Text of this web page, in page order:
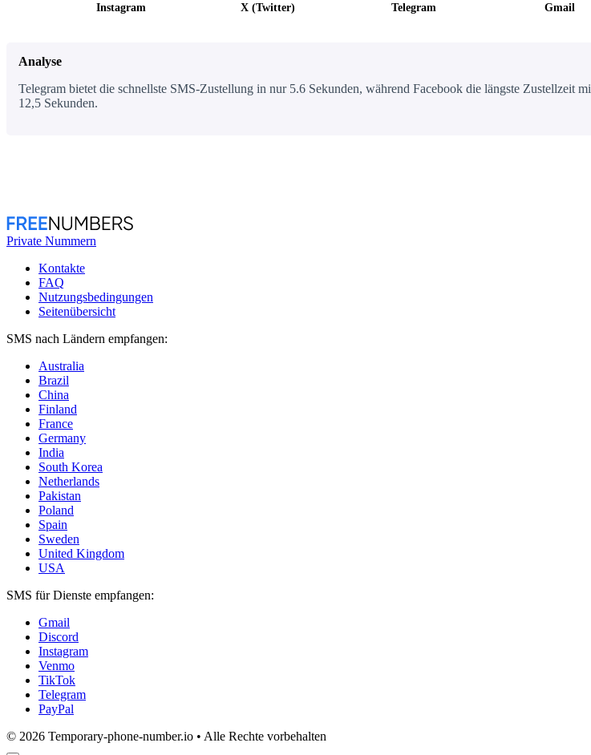
Instagram X (Twitter) Telegram Gmail
Analyse
Telegram bietet die schnellste SMS-Zustellung in nur 5.6 Sekunden, während Facebook die längste
12,5 Sekunden.
Private Nummern
Kontakte
FAQ
Nutzungsbedingungen
Seitenübersicht
SMS nach Ländern empfangen:
Australia
Brazil
China
Finland
France
Germany
India
South Korea
Netherlands
Pakistan
Poland
Spain
Sweden
United Kingdom
USA
SMS für Dienste empfangen:
Gmail
Discord
Instagram
Venmo
TikTok
Telegram
PayPal
© 2026 Temporary-phone-number.io • Alle Rechte vorbehalten